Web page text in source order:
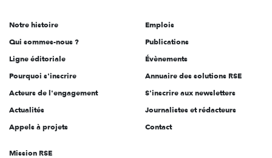
l'engagement
Notre histoire
Qui sommes-nous ?
Ligne éditoriale
Pourquoi s'inscrire
Acteurs de l'engagement
Actualités
Appels à projets
Emplois
Publications
Évènements
Annuaire des solutions RSE
S'inscrire aux newsletters
Journalistes et rédacteurs
Contact
Mission RSE